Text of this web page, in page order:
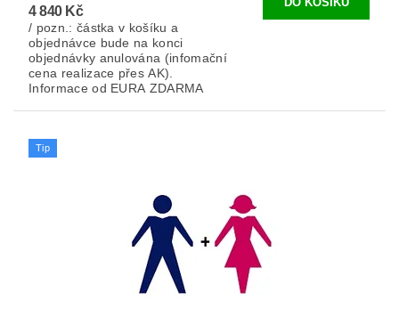
4 840 Kč
/ pozn.: částka v košíku a
objednávce bude na konci
objednávky anulována (infomační
cena realizace přes AK).
Informace od EURA ZDARMA
Tip